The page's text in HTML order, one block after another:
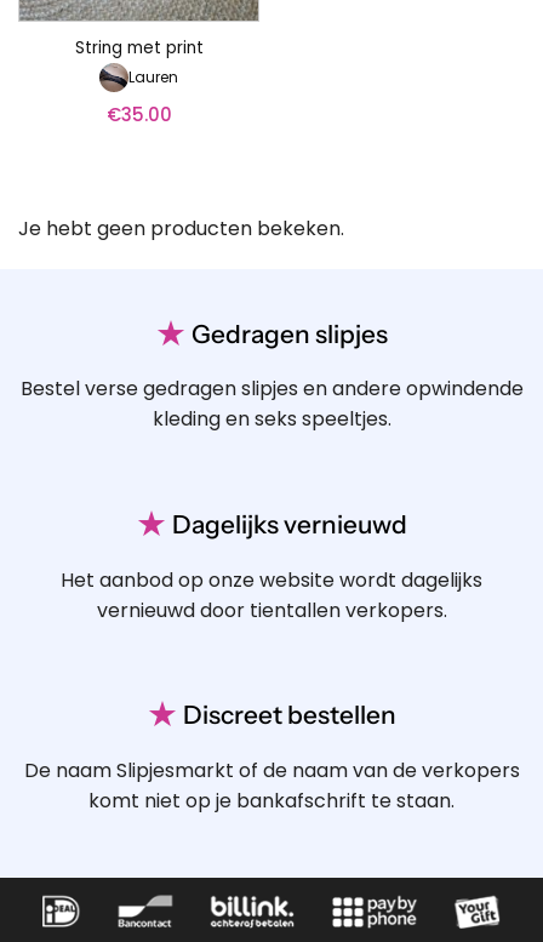
String met print
Lauren
€35.00
Je hebt geen producten bekeken.
★ Gedragen slipjes
Bestel verse gedragen slipjes en andere opwindende
kleding en seks speeltjes.
★ Dagelijks vernieuwd
Het aanbod op onze website wordt dagelijks
vernieuwd door tientallen verkopers.
★ Discreet bestellen
De naam Slipjesmarkt of de naam van de verkopers
komt niet op je bankafschrift te staan.